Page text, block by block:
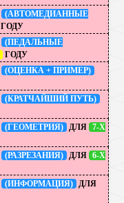
(АВТОМЕДИАННЫЕ
ГОДУ
(ПЕДАЛЬНЫЕ
ГОДУ
(ОЦЕНКА + ПРИМЕР)
(КРАТЧАЙШИЙ ПУТЬ)
(ГЕОМЕТРИЯ) ДЛЯ 7-Х
(РАЗРЕЗАНИЯ) ДЛЯ 6-Х
(ИНФОРМАЦИЯ) ДЛЯ